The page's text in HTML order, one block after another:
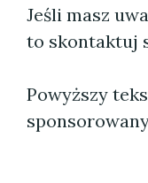
Jeśli masz
to skontaktuj
Powyższy